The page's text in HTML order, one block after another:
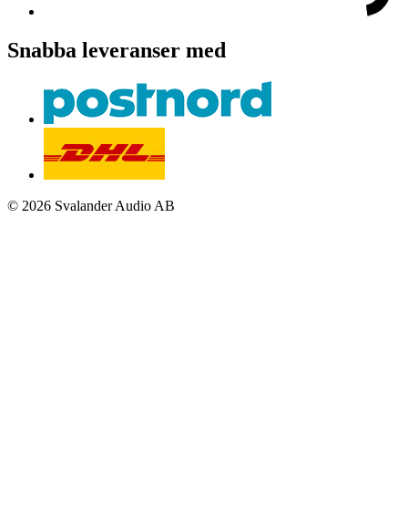
Snabba leveranser med
© 2026 Svalander Audio AB